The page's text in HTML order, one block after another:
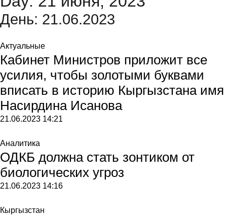
День: 21.06.2023
Актуальные
Кабинет Министров приложит все
усилия, чтобы золотыми буквами
вписать в историю Кыргызстана имя
Насирдина Исанова
21.06.2023 14:21
Аналитика
ОДКБ должна стать зонтиком от
биологических угроз
21.06.2023 14:16
Кыргызстан